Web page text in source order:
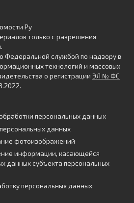
Ру
только с разрешения
Федеральной службой по надзору в
технологий и массовых
о регистрации ЭЛ № ФС
.
персональных данных
данных
фотоизображений
информации, касающейся
данных субъекта персональных
персональных данных